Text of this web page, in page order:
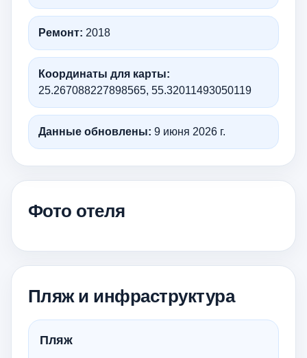
Ремонт: 2018
Координаты для карты:
25.267088227898565, 55.32011493050119
Данные обновлены: 9 июня 2026 г.
Фото отеля
Пляж и инфраструктура
Пляж